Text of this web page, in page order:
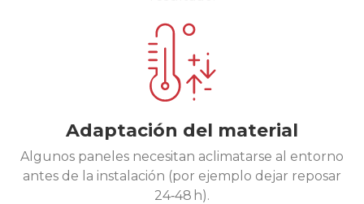
Adaptación del material
Algunos paneles necesitan aclimatarse al entorno
antes de la instalación (por ejemplo dejar reposar
24‑48 h).